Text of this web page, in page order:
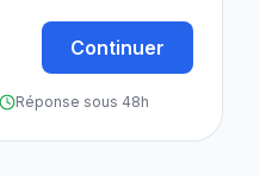
Continuer
Réponse sous 48h